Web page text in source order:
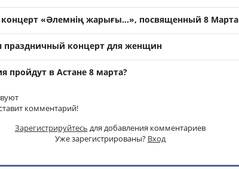
«Әлемнің жарығы…», посвященный 8 Марта
праздничный концерт для женщин
пройдут в Астане 8 марта?
комментарий!
Зарегистрируйтесь для добавления комментариев
Уже зарегистрированы? Вход